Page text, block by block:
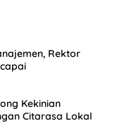
Rektor
Kekinian
Citarasa Lokal